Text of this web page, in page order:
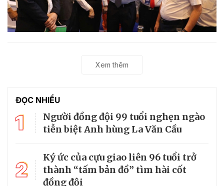
Xem thêm
ĐỌC NHIỀU
1
Người đồng đội 99 tuổi nghẹn ngào
tiễn biệt Anh hùng La Văn Cầu
2
Ký ức của cựu giao liên 96 tuổi trở
thành “tấm bản đồ” tìm hài cốt
đồng đội